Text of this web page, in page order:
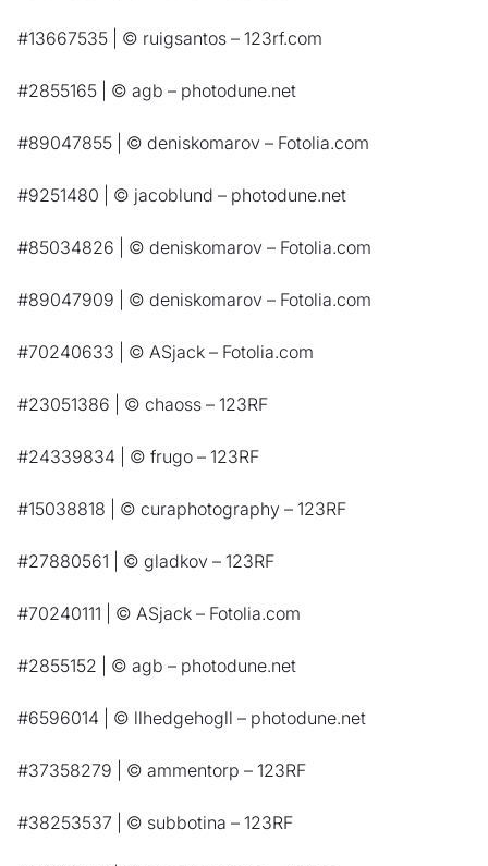
#13667535 | © ruigsantos – 123rf.com
#2855165 | © agb – photodune.net
#89047855 | © deniskomarov – Fotolia.com
#9251480 | © jacoblund – photodune.net
#85034826 | © deniskomarov – Fotolia.com
#89047909 | © deniskomarov – Fotolia.com
#70240633 | © ASjack – Fotolia.com
#23051386 | © chaoss – 123RF
#24339834 | © frugo – 123RF
#15038818 | © curaphotography – 123RF
#27880561 | © gladkov – 123RF
#70240111 | © ASjack – Fotolia.com
#2855152 | © agb – photodune.net
#6596014 | © llhedgehogll – photodune.net
#37358279 | © ammentorp – 123RF
#38253537 | © subbotina – 123RF